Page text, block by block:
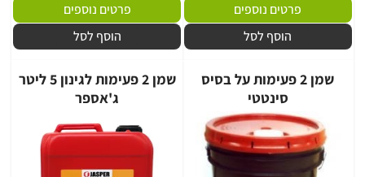
פרטים נוספים
הוסף לסל
פרטים נוספים
הוסף לסל
שמן 2 פעימות על בסיס
סינטטי
שמן 2 פעימות לגינון 5 ליטר
ג'אספר